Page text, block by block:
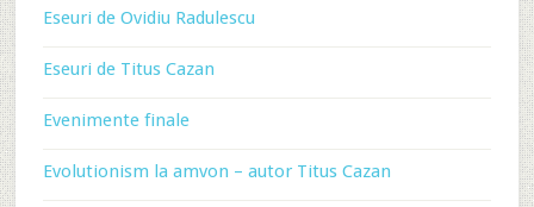
Eseuri de Ovidiu Radulescu
Eseuri de Titus Cazan
Evenimente finale
Evolutionism la amvon – autor Titus Cazan